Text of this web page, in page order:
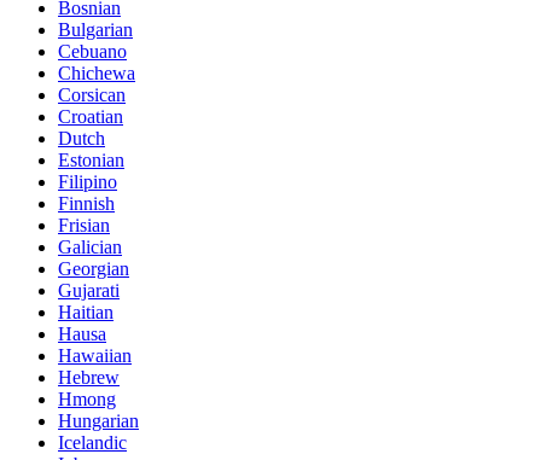
Bosnian
Bulgarian
Cebuano
Chichewa
Corsican
Croatian
Dutch
Estonian
Filipino
Finnish
Frisian
Galician
Georgian
Gujarati
Haitian
Hausa
Hawaiian
Hebrew
Hmong
Hungarian
Icelandic